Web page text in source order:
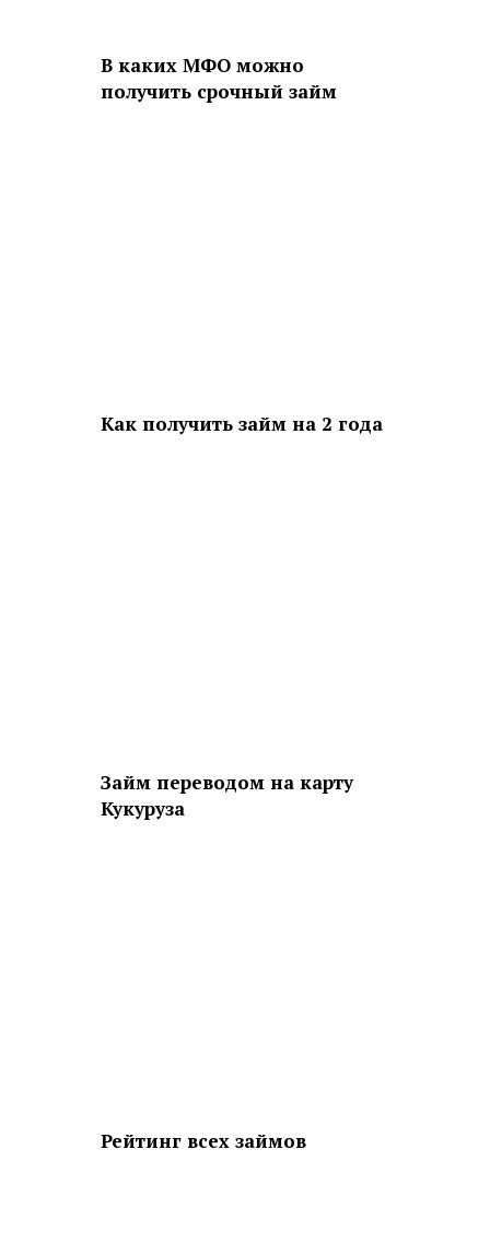
В каких МФО можно
получить срочный займ
Как получить займ на 2 года
Займ переводом на карту
Кукуруза
Рейтинг всех займов